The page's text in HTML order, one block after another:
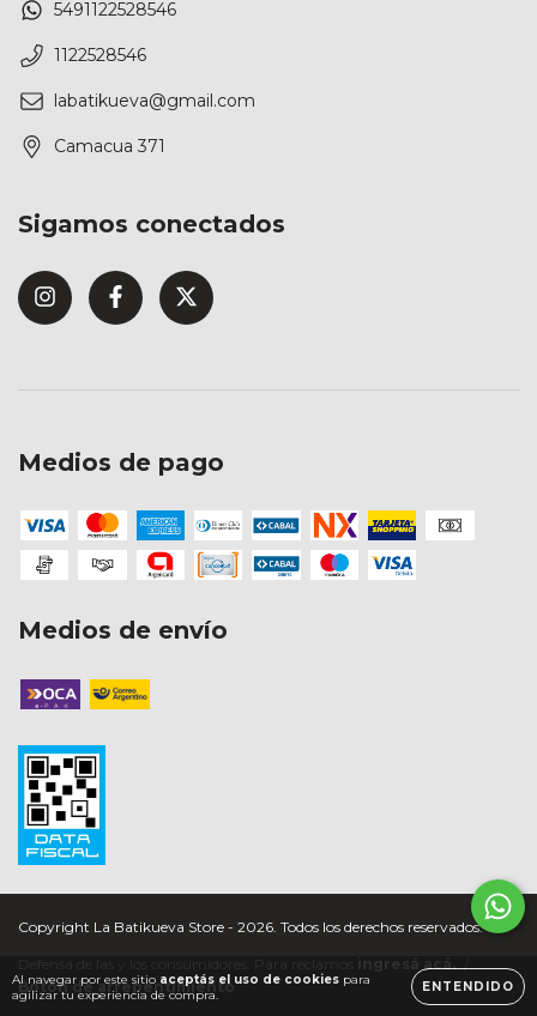
Al navegar por este sitio aceptás el uso de cookies para
agilizar tu experiencia de compra.
ENTENDIDO
5491122528546
1122528546
labatikueva@gmail.com
Camacua 371
Sigamos conectados
Medios de pago
Medios de envío
Copyright La Batikueva Store - 2026. Todos los derechos reservados.
Botón de arrepentimiento